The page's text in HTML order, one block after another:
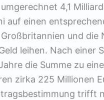
4,1
auf einen
und die
leihen. Nach einer
die Summe zu
zirka 225 Millionen
trifft